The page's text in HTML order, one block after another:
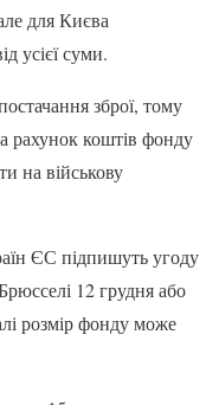
для Києва
усієї суми.
зброї, тому
рахунок коштів фонду
на військову
ЄС підпишуть угоду
12 грудня або
розмір фонду може